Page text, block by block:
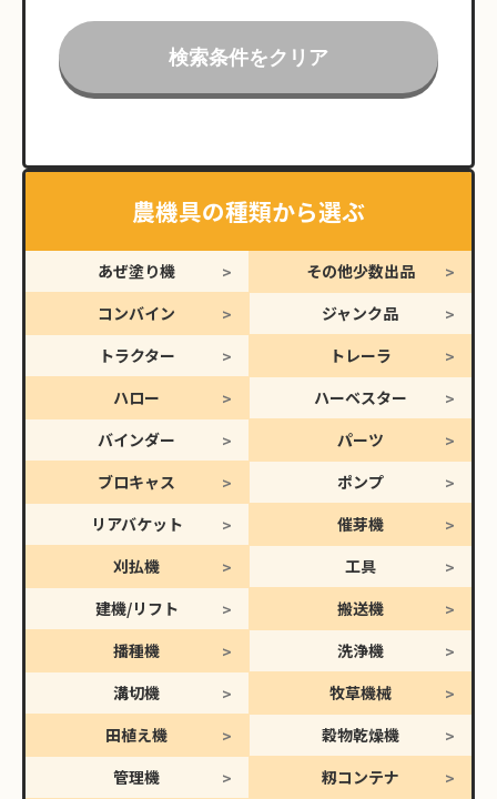
検索条件をクリア
農機具の種類から選ぶ
あぜ塗り機
その他少数出品
コンバイン
ジャンク品
トラクター
トレーラ
ハロー
ハーベスター
バインダー
パーツ
ブロキャス
ポンプ
リアバケット
催芽機
刈払機
工具
建機/リフト
搬送機
播種機
洗浄機
溝切機
牧草機械
田植え機
穀物乾燥機
管理機
籾コンテナ